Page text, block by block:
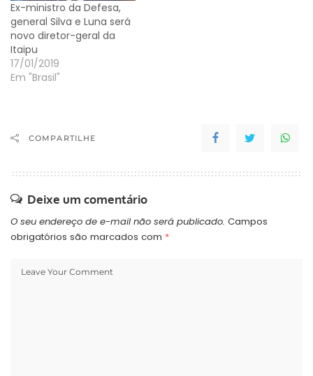
Ex-ministro da Defesa,
general Silva e Luna será
novo diretor-geral da
Itaipu
17/01/2019
Em "Brasil"
COMPARTILHE
Deixe um comentário
O seu endereço de e-mail não será publicado. Campos
obrigatórios são marcados com *